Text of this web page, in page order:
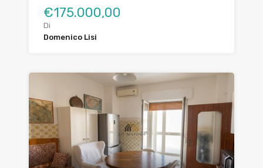
€175.000,00
Di
Domenico Lisi